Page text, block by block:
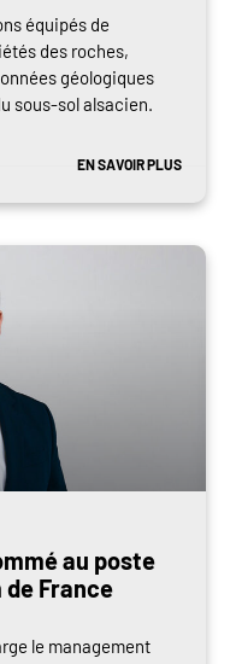
équipés de
des roches,
géologiques
sous-sol alsacien.
EN SAVOIR PLUS
au poste
France
le management